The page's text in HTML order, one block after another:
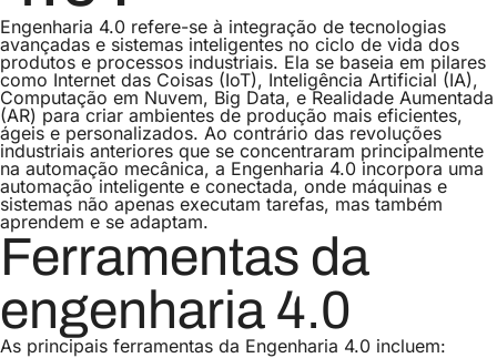
Engenharia 4.0 refere-se à integração de tecnologias
avançadas e sistemas inteligentes no ciclo de vida dos
produtos e processos industriais. Ela se baseia em pilares
como Internet das Coisas (IoT), Inteligência Artificial (IA),
Computação em Nuvem, Big Data, e Realidade Aumentada
(AR) para criar ambientes de produção mais eficientes,
ágeis e personalizados. Ao contrário das revoluções
industriais anteriores que se concentraram principalmente
na automação mecânica, a Engenharia 4.0 incorpora uma
automação inteligente e conectada, onde máquinas e
sistemas não apenas executam tarefas, mas também
aprendem e se adaptam.
Ferramentas da
engenharia 4.0
As principais ferramentas da Engenharia 4.0 incluem: